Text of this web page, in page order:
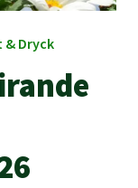
& Dryck